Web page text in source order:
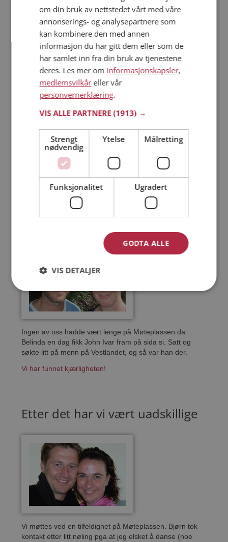
Det var full klaff for oss begge i det øyene våres møtes
sier Frode. Vi fikk først kontakt på Mp og vi har blitt godt
kjent med hverandre på kort tid. Det føles som man har
vært kjent med hverandre hele livet.
Jeg fridde til Trine og hun svarte ja
Vi har funnet kjærligheten!
Ingen av oss hadde vært lenge på Møteplassen da
Belinda en dag fikk John Ivar fram på sida si. Satt og
søkte litt på menn på Vestlandet, og så var han der.
Vi har funnet kjærligheten!
Etter det har vi vært uadskillige
Vi møttes ved en tilfeldighet på Møteplassen. Bjørn tok
kontakt etter litt nøling pga at jeg elsket å danse (noe
om din bruk av nettstedet vårt med våre
annonserings- og analysepartnere som
kan kombinere den med annen
informasjon du har gitt dem eller som de
har samlet inn fra din bruk av tjenestene
deres. Les mer om informasjonskapsler,
medlemsvilkåreller vår
personvernerklæring.
VIS ALLE PARTNERE(1913) →
Strengt
nødvendig
Ytelse Målretting
Funksjonalitet Ugradert
GODTA ALLE
VIS DETALJER